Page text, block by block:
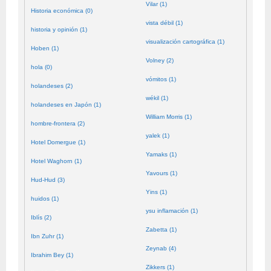
Historia económica (0)
historia y opinión (1)
Hoben (1)
hola (0)
holandeses (2)
holandeses en Japón (1)
hombre-frontera (2)
Hotel Domergue (1)
Hotel Waghorn (1)
Hud-Hud (3)
huidos (1)
Iblís (2)
Ibn Zuhr (1)
Ibrahim Bey (1)
Vilar (1)
vista débil (1)
visualización cartográfica (1)
Volney (2)
vómitos (1)
wékil (1)
William Morris (1)
yalek (1)
Yamaks (1)
Yavours (1)
Yins (1)
ysu inflamación (1)
Zabetta (1)
Zeynab (4)
Zikkers (1)